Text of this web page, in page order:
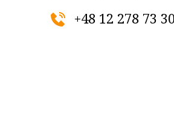
+48 12 278 73